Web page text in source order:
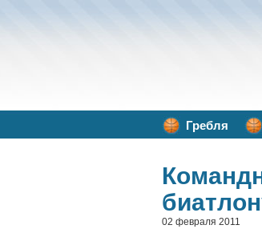
Гребля
02 февраля 2011